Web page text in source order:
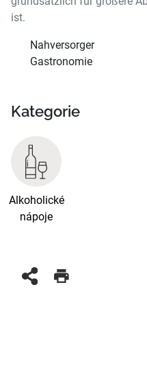
ist.
Nahversorger
Gastronomie
Kategorie
Alkoholické
nápoje